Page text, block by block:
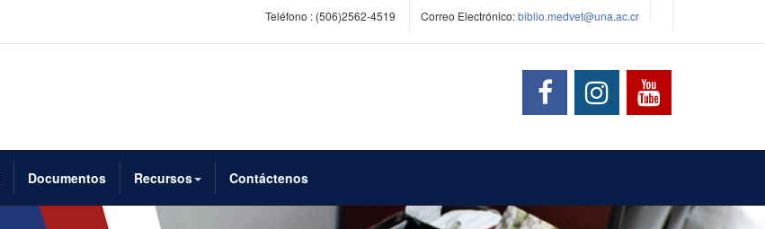
Teléfono : (506)2562-4519 Correo Electrónico:biblio.medvet@una.ac.cr
Documentos Recursos Contáctenos